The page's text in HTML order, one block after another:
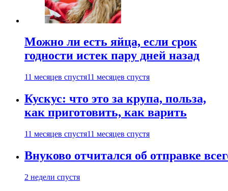
Можно ли есть яйца, если срок
годности истек пару дней назад
11 месяцев спустя11 месяцев спустя
Кускус: что это за крупа, польза,
как приготовить, как варить
11 месяцев спустя11 месяцев спустя
Внуково отчитался об отправке
2 недели спустя